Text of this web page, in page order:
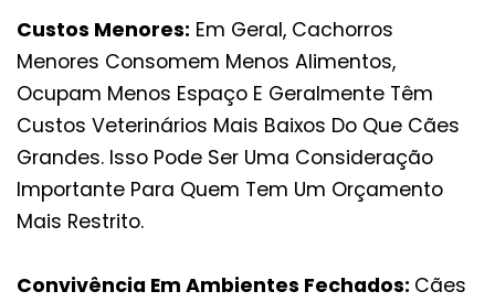
Custos Menores: Em Geral, Cachorros
Menores Consomem Menos Alimentos,
Ocupam Menos Espaço E Geralmente Têm
Custos Veterinários Mais Baixos Do Que Cães
Grandes. Isso Pode Ser Uma Consideração
Importante Para Quem Tem Um Orçamento
Mais Restrito.
Convivência Em Ambientes Fechados: Cães